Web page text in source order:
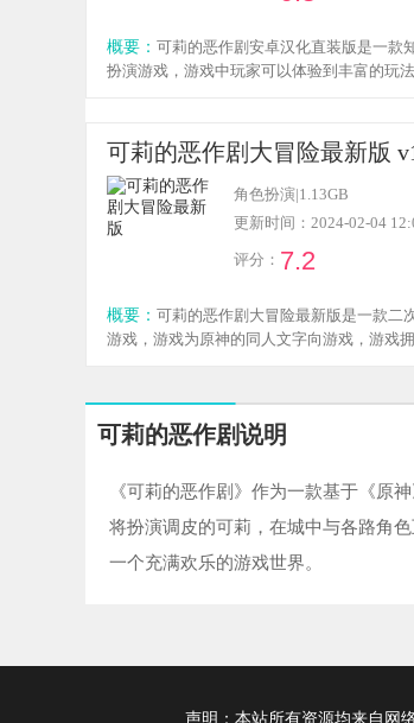
概要： 可莉的恶作剧安卓汉化直装版是一款
扮演游戏，游戏中玩家可以体验到丰富的玩
验，感兴趣的小伙伴欢迎点击下载体验！
可莉的恶作剧大冒险最新版
角色扮演|1.13GB
更新时间：2024-02-04
评分： 7.2
概要： 可莉的恶作剧大冒险最新版是一款二
游戏，游戏为原神的同人文字向游戏，游戏
物，感兴趣的小伙伴欢迎点击下载体验！
可莉的恶作剧说明
《可莉的恶作剧》作为一款基于《原
将扮演调皮的可莉，在城中与各路角
一个充满欢乐的游戏世界。
声明：本站所有资源均来自网